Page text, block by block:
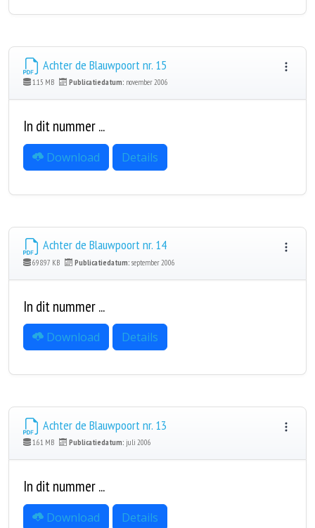
Achter de Blauwpoort nr. 15
1.15 MB Publicatiedatum: november 2006
In dit nummer ...
Download Details
Achter de Blauwpoort nr. 14
698.97 KB Publicatiedatum: september 2006
In dit nummer ...
Download Details
Achter de Blauwpoort nr. 13
1.61 MB Publicatiedatum: juli 2006
In dit nummer ...
Download Details